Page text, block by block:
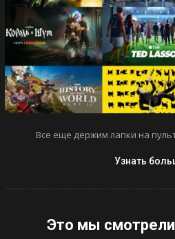
Все еще держим лапки на
Узнать
Это мы смотрели